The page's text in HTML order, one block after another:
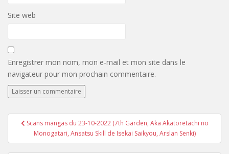
Site web
Enregistrer mon nom, mon e-mail et mon site dans le
navigateur pour mon prochain commentaire.
Navigation
l’article
Scans mangas du 23-10-2022 (7th Garden, Aka Akatoretachi no
Monogatari, Ansatsu Skill de Isekai Saikyou, Arslan Senki)